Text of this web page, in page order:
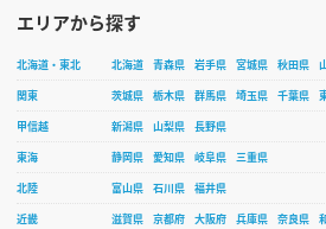
エリアから探す
北海道・東北 北海道 青森県 岩手県 宮城県 秋田県
関東
茨城県 栃木県 群馬県 埼玉県 千葉県
甲信越
新潟県 山梨県
長野県
東海
静岡県 愛知県 岐阜県
三重県
北陸
富山県 石川県
福井県
近畿
滋賀県 京都府 大阪府 兵庫県 奈良県